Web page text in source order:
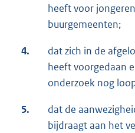
heeft voor
buurgemeenten;
4.
dat zich in de
heeft voorgedaan
onderzoek nog
5.
dat de
bijdraagt aan het